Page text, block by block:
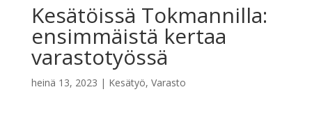
Kesätöissä Tokmannilla:
ensimmäistä kertaa
varastotyössä
heinä 13, 2023 | Kesätyö, Varasto